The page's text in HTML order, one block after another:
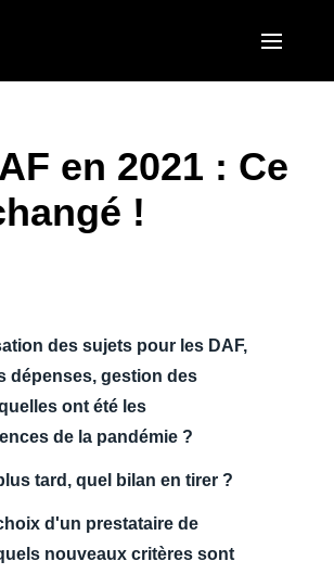
United States (English)
Canada (English)
EUROPE
United Kingdom (English)
Italia (Italiano)
Nederlands (English)
Sweden (English)
Denmark (English)
Finland (English)
ASIA PACIFIC
日本（日本語)
Singapore (English)
en 2021 : Ce
!
des sujets pour les DAF,
dépenses, gestion des
ont été les
de la pandémie ?
tard, quel bilan en tirer ?
d'un prestataire de
nouveaux critères sont